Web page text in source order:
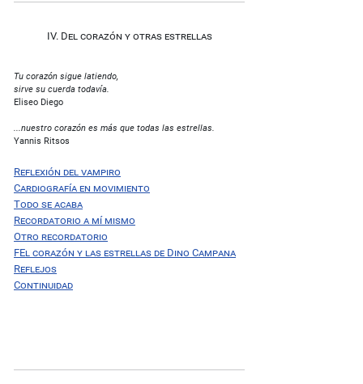
IV. Del corazón y otras estrellas
Tu corazón sigue latiendo,
sirve su cuerda todavía.
Eliseo Diego
...nuestro corazón es más que todas las estrellas.
Yannis Ritsos
Reflexión del vampiro
Cardiografía en movimiento
Todo se acaba
Recordatorio a mí mismo
Otro recordatorio
FEl corazón y las estrellas de Dino Campana
Reflejos
Continuidad